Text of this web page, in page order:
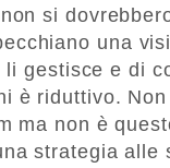
si
una
gestisce e di
è riduttivo.
ma non è
strategia alle